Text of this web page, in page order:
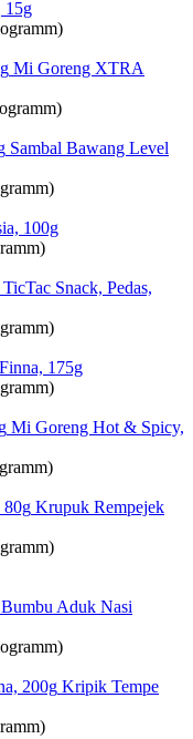
15g
Mi Goreng XTRA
Sambal Bawang Level
100g
TicTac Snack, Pedas,
175g
Mi Goreng Hot & Spicy,
Krupuk Rempejek
Bumbu Aduk Nasi
Kripik Tempe